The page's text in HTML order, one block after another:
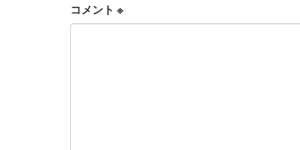
コメント ※